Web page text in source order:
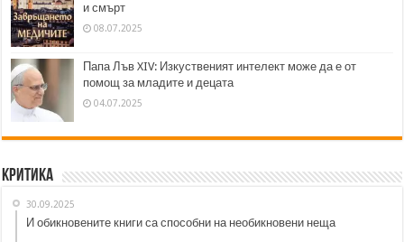
и смърт
08.07.2025
Папа Лъв XIV: Изкуственият интелект може да е от
помощ за младите и децата
04.07.2025
Критика
30.09.2025
И обикновените книги са способни на необикновени неща